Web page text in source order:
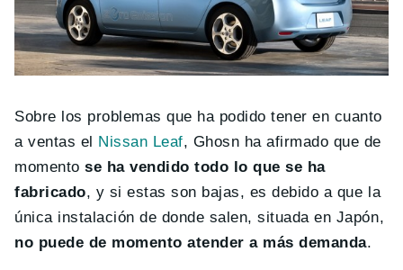
Sobre los problemas que ha podido tener en cuanto
a ventas el Nissan Leaf, Ghosn ha afirmado que de
momento se ha vendido todo lo que se ha
fabricado, y si estas son bajas, es debido a que la
única instalación de donde salen, situada en Japón,
no puede de momento atender a más demanda.